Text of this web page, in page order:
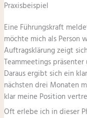
Praxisbeispiel
Eine Führungskraft
möchte mich als Person
Auftragsklärung zeigt
Teammeetings
Daraus ergibt sich ein
nächsten drei Monaten
klar meine Position
Oft erlebe ich in dieser